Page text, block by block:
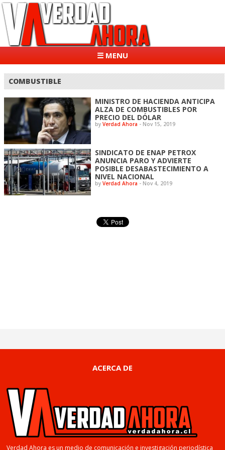
☰ MENU
COMBUSTIBLE
MINISTRO DE HACIENDA ANTICIPA
ALZA DE COMBUSTIBLES POR
PRECIO DEL DÓLAR
byVerdad Ahora - Nov 15, 2019
SINDICATO DE ENAP PETROX
ANUNCIA PARO Y ADVIERTE
POSIBLE DESABASTECIMIENTO A
NIVEL NACIONAL
byVerdad Ahora - Nov 4, 2019
ACERCA DE
Verdad Ahora es un medio de comunicación e investigación periodística